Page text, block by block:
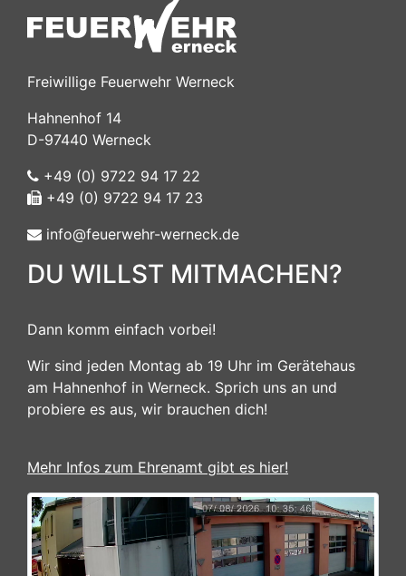
Freiwillige Feuerwehr Werneck
Hahnenhof 14
D-97440 Werneck
+49 (0) 9722 94 17 22
+49 (0) 9722 94 17 23
info@feuerwehr-werneck.de
DU WILLST MITMACHEN?
Dann komm einfach vorbei!
Wir sind jeden Montag ab 19 Uhr im Gerätehaus
am Hahnenhof in Werneck. Sprich uns an und
probiere es aus, wir brauchen dich!
Mehr Infos zum Ehrenamt gibt es hier!